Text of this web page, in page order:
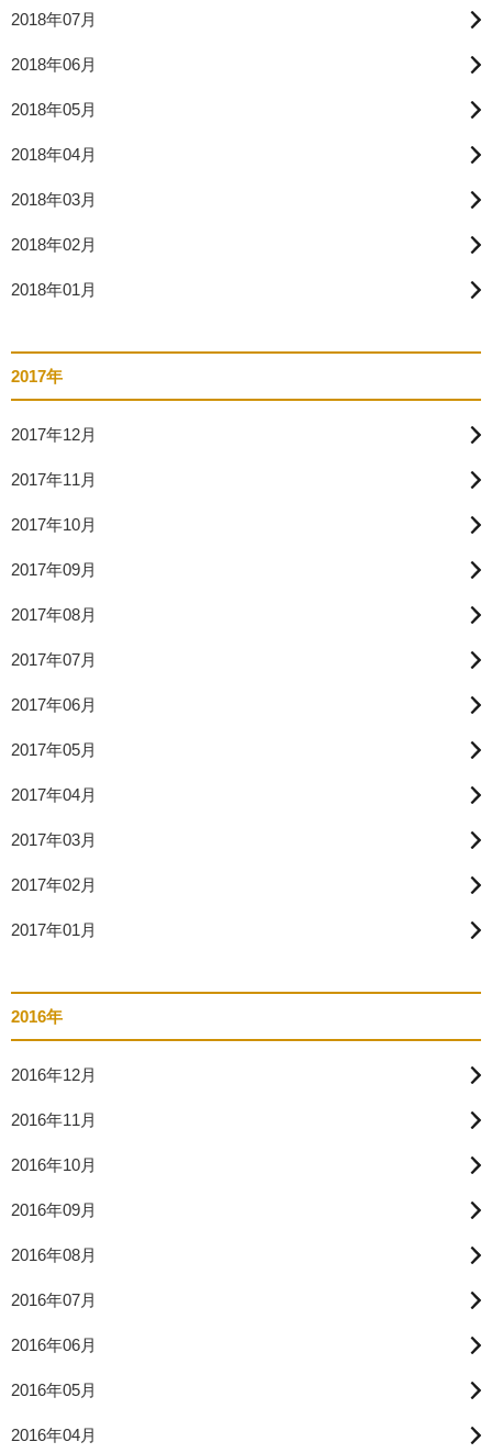
2018年07月
2018年06月
2018年05月
2018年04月
2018年03月
2018年02月
2018年01月
2017年
2017年12月
2017年11月
2017年10月
2017年09月
2017年08月
2017年07月
2017年06月
2017年05月
2017年04月
2017年03月
2017年02月
2017年01月
2016年
2016年12月
2016年11月
2016年10月
2016年09月
2016年08月
2016年07月
2016年06月
2016年05月
2016年04月